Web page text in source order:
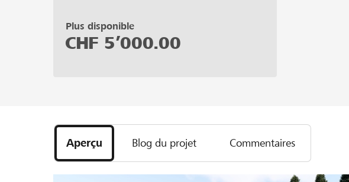
Plus disponible
CHF 5’000.00
Aperçu Blog du projet Commentaires